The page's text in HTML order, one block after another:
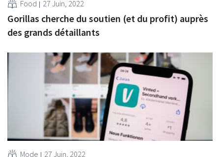
Food 27 Juin, 2022
Gorillas cherche du soutien (et du profit) auprès
des grands détaillants
Mode 27 Juin, 2022